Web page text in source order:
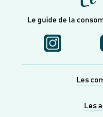
Le guide de la
Les
Les